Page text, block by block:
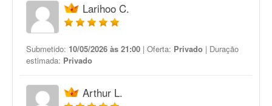
Larihoo C.
Submetido: 10/05/2026 às 21:00 | Oferta: Privado | Duração
estimada: Privado
Arthur L.